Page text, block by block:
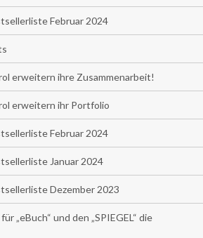
Februar 2024
erweitern ihre Zusammenarbeit!
erweitern ihr Portfolio
Februar 2024
Januar 2024
Dezember 2023
„eBuch“ und den „SPIEGEL“ die